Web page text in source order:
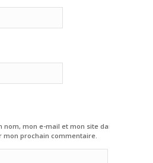
mon e-mail et mon site dans le
mon prochain commentaire.